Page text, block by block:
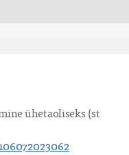
ühetaoliseks (st